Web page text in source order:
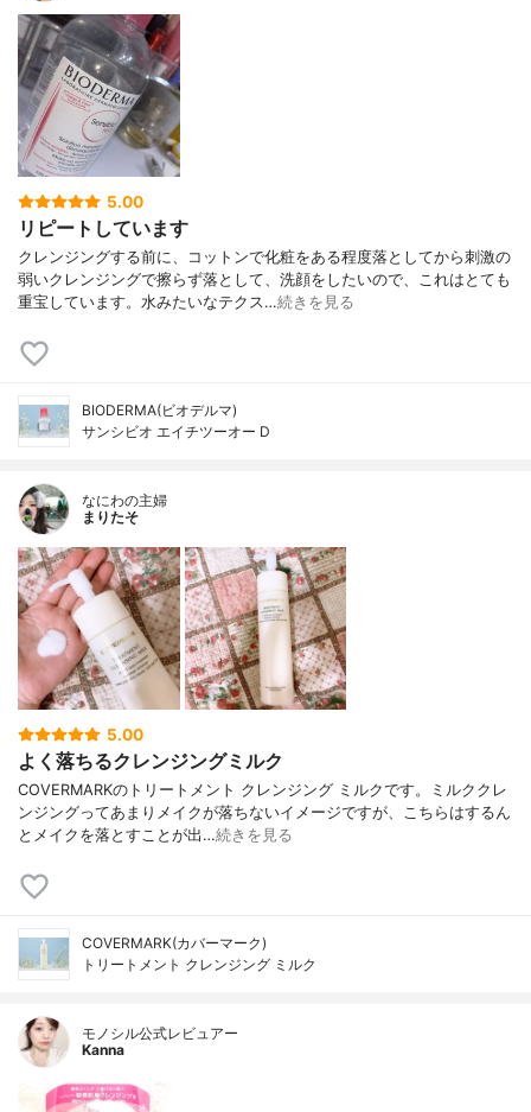
5.00
リピートしています
クレンジングする前に、コットンで化粧をある程度落としてから刺激の
弱いクレンジングで擦らず落として、洗顔をしたいので、これはとても
重宝しています。水みたいなテクス…続きを見る
BIODERMA(ビオデルマ)
サンシビオ エイチツーオー D
なにわの主婦
まりたそ
5.00
よく落ちるクレンジングミルク
COVERMARKのトリートメント クレンジング ミルクです。ミルククレ
ンジングってあまりメイクが落ちないイメージですが、こちらはするん
とメイクを落とすことが出…続きを見る
COVERMARK(カバーマーク)
トリートメント クレンジング ミルク
モノシル公式レビュアー
Kanna